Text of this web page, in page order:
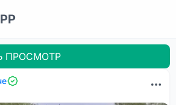
ПРОСМОТР